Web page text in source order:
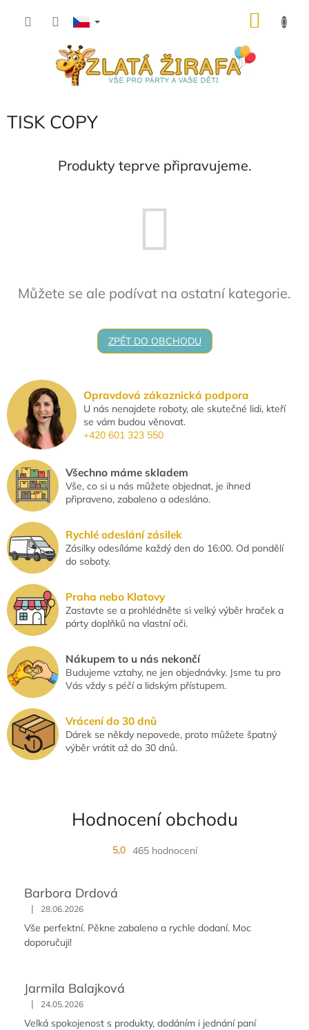
TISK COPY
Produkty teprve připravujeme.
Můžete se ale podívat na ostatní kategorie.
ZPĚT DO OBCHODU
Opravdová zákaznická podpora
U nás nenajdete roboty, ale skutečné lidi, kteří
se vám budou věnovat.
+420 601 323 550
Všechno máme skladem
Vše, co si u nás můžete objednat, je ihned
připraveno, zabaleno a odesláno.
Rychlé odeslání zásilek
Zásilky odesíláme každý den do 16:00. Od pondělí
do soboty.
Praha nebo Klatovy
Zastavte se a prohlédněte si velký výběr hraček a
párty doplňků na vlastní oči.
Nákupem to u nás nekončí
Budujeme vztahy, ne jen objednávky. Jsme tu pro
Vás vždy s péčí a lidským přístupem.
Vrácení do 30 dnů
Dárek se někdy nepovede, proto můžete špatný
výběr vrátit až do 30 dnů.
Hodnocení obchodu
5,0 465 hodnocení
Barbora Drdová
| 28.06.2026
Vše perfektní. Pěkne zabaleno a rychle dodaní. Moc
doporučuji!
Jarmila Balajková
| 24.05.2026
Velká spokojenost s produkty, dodáním i jednání paní